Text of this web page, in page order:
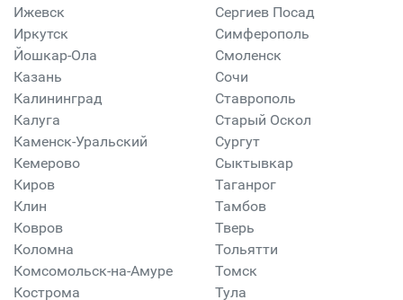
Ижевск
Иркутск
Йошкар-Ола
Казань
Калининград
Калуга
Каменск-Уральский
Кемерово
Киров
Клин
Ковров
Коломна
Комсомольск-на-Амуре
Кострома
Сергиев Посад
Симферополь
Смоленск
Сочи
Ставрополь
Старый Оскол
Сургут
Сыктывкар
Таганрог
Тамбов
Тверь
Тольятти
Томск
Тула